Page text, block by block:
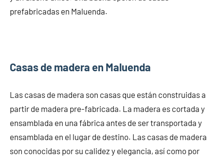
prefabricadas en Maluenda.
Casas de madera en Maluenda
Las casas de madera son casas que están construidas a
partir de madera pre-fabricada. La madera es cortada y
ensamblada en una fábrica antes de ser transportada y
ensamblada en el lugar de destino. Las casas de madera
son conocidas por su calidez y elegancia, así como por